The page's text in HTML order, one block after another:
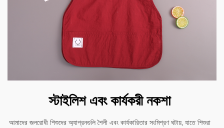
স্টাইলিশ এবং কার্যকরী নকশা
আমাদের জলরোধী শিশুদের অ্যাপ্রনগুলি শৈলী এবং কার্যকারিতার সংমিশ্রণ ঘটায়, যাতে শিশুরা